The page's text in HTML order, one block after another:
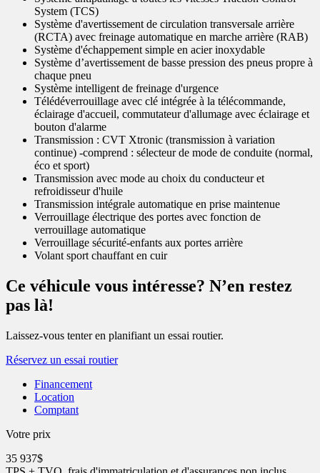
System (TCS)
Système d'avertissement de circulation transversale arrière
(RCTA) avec freinage automatique en marche arrière (RAB)
Système d'échappement simple en acier inoxydable
Système d’avertissement de basse pression des pneus propre à
chaque pneu
Système intelligent de freinage d'urgence
Télédéverrouillage avec clé intégrée à la télécommande,
éclairage d'accueil, commutateur d'allumage avec éclairage et
bouton d'alarme
Transmission : CVT Xtronic (transmission à variation
continue) -comprend : sélecteur de mode de conduite (normal,
éco et sport)
Transmission avec mode au choix du conducteur et
refroidisseur d'huile
Transmission intégrale automatique en prise maintenue
Verrouillage électrique des portes avec fonction de
verrouillage automatique
Verrouillage sécurité-enfants aux portes arrière
Volant sport chauffant en cuir
Ce véhicule vous intéresse? N’en restez
pas là!
Laissez-vous tenter en planifiant un essai routier.
Réservez un essai routier
Financement
Location
Comptant
Votre prix
35 937$